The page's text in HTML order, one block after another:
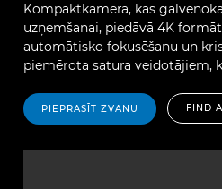
Kompaktkamera, kas
uzņemšanai, piedāvā 4K
automātisko fokusēšanu un
piemērota satura veidotājiem,
PIEPRASĪT ZVANU FIND